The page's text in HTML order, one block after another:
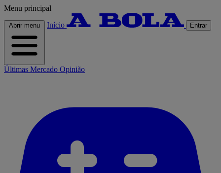
Menu principal
Abrir menu Início Entrar
Últimas Mercado Opinião